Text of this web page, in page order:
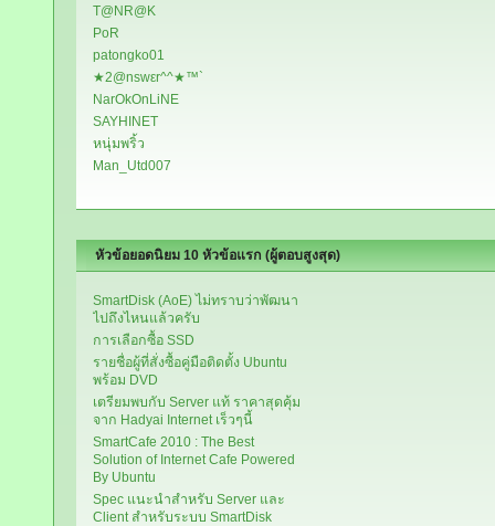
T@NR@K
PoR
patongko01
★2@nswεr^^★™`
NarOkOnLiNE
SAYHINET
หนุ่มพริ้ว
Man_Utd007
หัวข้อยอดนิยม 10 หัวข้อแรก (ผู้ตอบสูงสุด)
SmartDisk (AoE) ไม่ทราบว่าพัฒนา
ไปถึงไหนแล้วครับ
การเลือกซื้อ SSD
รายชื่อผู้ที่สั่งซื้อคู่มือติดตั้ง Ubuntu
พร้อม DVD
เตรียมพบกับ Server แท้ ราคาสุดคุ้ม
จาก Hadyai Internet เร็วๆนี้
SmartCafe 2010 : The Best
Solution of Internet Cafe Powered
By Ubuntu
Spec แนะนำสำหรับ Server และ
Client สำหรับระบบ SmartDisk